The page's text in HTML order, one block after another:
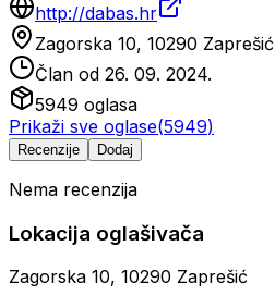
http://dabas.hr
Zagorska 10, 10290 Zaprešić
Član od 26. 09. 2024.
5949 oglasa
Prikaži sve oglase(5949)
Recenzije Dodaj
Nema recenzija
Lokacija oglašivača
Zagorska 10, 10290 Zaprešić